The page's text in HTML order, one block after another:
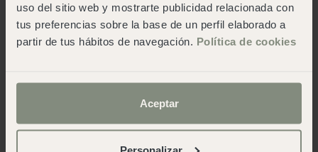
uso del sitio web y mostrarte publicidad relacionada con
tus preferencias sobre la base de un perfil elaborado a
partir de tus hábitos de navegación. Política de cookies
Aceptar
Personalizar